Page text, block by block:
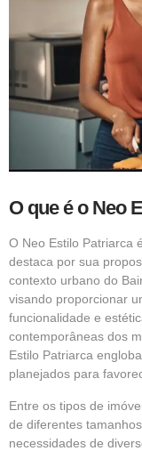
O que é o Neo
O Neo Estilo Patriarca
destaca por sua
contexto urbano do
visando proporcionar
funcionalidade e
contemporâneas dos
Estilo Patriarca
planejados para
Entre os tipos de
de diferentes
necessidades de